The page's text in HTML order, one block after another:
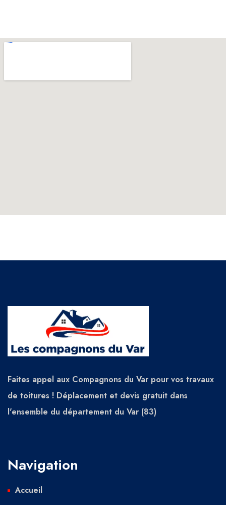
Faites appel aux Compagnons du Var pour vos travaux
de toitures ! Déplacement et devis gratuit dans
l'ensemble du département du Var (83)
Navigation
Accueil